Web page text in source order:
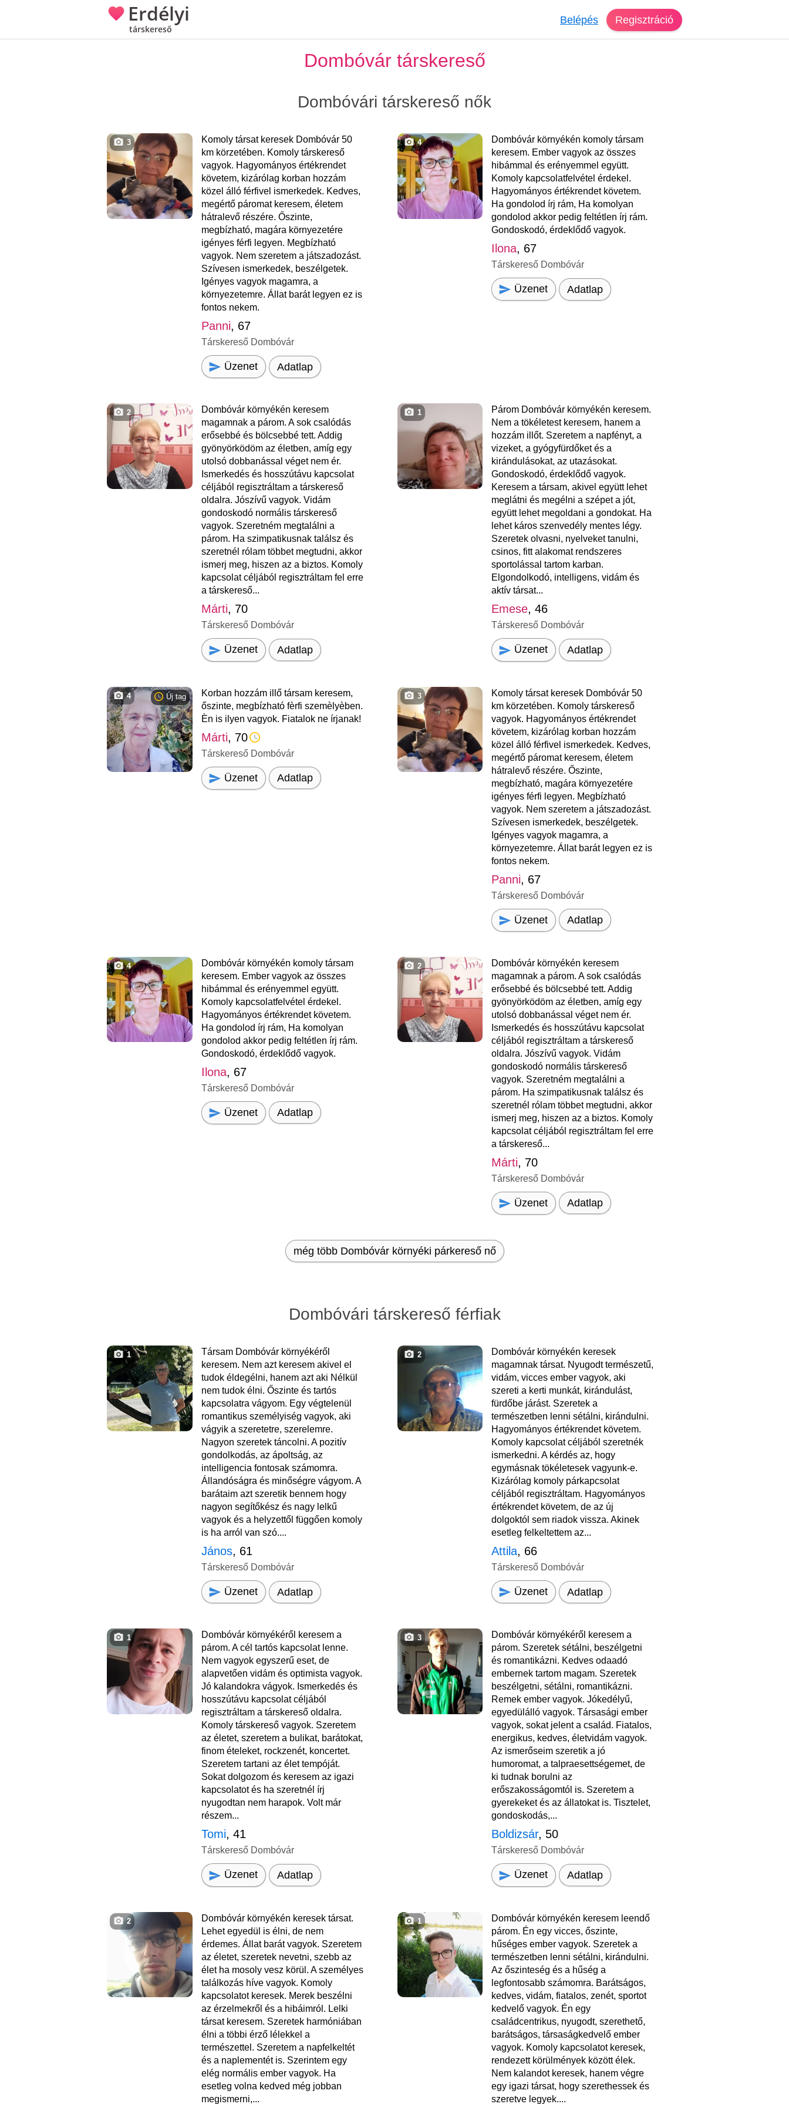
Erdélyi
társkereső
Belépés Regisztráció
Dombóvár társkereső
Dombóvári társkereső nők
3
Komoly társat keresek Dombóvár 50
km körzetében. Komoly társkereső
vagyok. Hagyományos értékrendet
követem, kizárólag korban hozzám
közel álló férfivel ismerkedek. Kedves,
megértő páromat keresem, életem
hátralevő részére. Őszinte,
megbízható, magára környezetére
igényes férfi legyen. Megbízható
vagyok. Nem szeretem a játszadozást.
Szívesen ismerkedek, beszélgetek.
Igényes vagyok magamra, a
környezetemre. Állat barát legyen ez is
fontos nekem.
Panni, 67
Társkereső Dombóvár
Üzenet Adatlap
4
Dombóvár környékén komoly társam
keresem. Ember vagyok az összes
hibámmal és erényemmel együtt.
Komoly kapcsolatfelvétel érdekel.
Hagyományos értékrendet követem.
Ha gondolod írj rám, Ha komolyan
gondolod akkor pedig feltétlen írj rám.
Gondoskodó, érdeklődő vagyok.
Ilona, 67
Társkereső Dombóvár
Üzenet Adatlap
2
Dombóvár környékén keresem
magamnak a párom. A sok csalódás
erősebbé és bölcsebbé tett. Addig
gyönyörködöm az életben, amíg egy
utolsó dobbanással véget nem ér.
Ismerkedés és hosszútávu kapcsolat
céljából regisztráltam a társkereső
oldalra. Jószívű vagyok. Vidám
gondoskodó normális társkereső
vagyok. Szeretném megtalálni a
párom. Ha szimpatikusnak találsz és
szeretnél rólam többet megtudni, akkor
ismerj meg, hiszen az a biztos. Komoly
kapcsolat céljából regisztráltam fel erre
a társkereső...
Márti, 70
Társkereső Dombóvár
Üzenet Adatlap
1
Párom Dombóvár környékén keresem.
Nem a tökéletest keresem, hanem a
hozzám illőt. Szeretem a napfényt, a
vizeket, a gyógyfürdőket és a
kirándulásokat, az utazásokat.
Gondoskodó, érdeklődő vagyok.
Keresem a társam, akivel együtt lehet
meglátni és megélni a szépet a jót,
együtt lehet megoldani a gondokat. Ha
lehet káros szenvedély mentes légy.
Szeretek olvasni, nyelveket tanulni,
csinos, fitt alakomat rendszeres
sportolással tartom karban.
Elgondolkodó, intelligens, vidám és
aktív társat...
Emese, 46
Társkereső Dombóvár
Üzenet Adatlap
4 Új tag
Korban hozzám illő társam keresem,
őszinte, megbízható fèrfi szemèlyèben.
Èn is ilyen vagyok. Fiatalok ne írjanak!
Márti, 70
Társkereső Dombóvár
Üzenet Adatlap
3
Komoly társat keresek Dombóvár 50
km körzetében. Komoly társkereső
vagyok. Hagyományos értékrendet
követem, kizárólag korban hozzám
közel álló férfivel ismerkedek. Kedves,
megértő páromat keresem, életem
hátralevő részére. Őszinte,
megbízható, magára környezetére
igényes férfi legyen. Megbízható
vagyok. Nem szeretem a játszadozást.
Szívesen ismerkedek, beszélgetek.
Igényes vagyok magamra, a
környezetemre. Állat barát legyen ez is
fontos nekem.
Panni, 67
Társkereső Dombóvár
Üzenet Adatlap
4
Dombóvár környékén komoly társam
keresem. Ember vagyok az összes
hibámmal és erényemmel együtt.
Komoly kapcsolatfelvétel érdekel.
Hagyományos értékrendet követem.
Ha gondolod írj rám, Ha komolyan
gondolod akkor pedig feltétlen írj rám.
Gondoskodó, érdeklődő vagyok.
Ilona, 67
Társkereső Dombóvár
Üzenet Adatlap
2
Dombóvár környékén keresem
magamnak a párom. A sok csalódás
erősebbé és bölcsebbé tett. Addig
gyönyörködöm az életben, amíg egy
utolsó dobbanással véget nem ér.
Ismerkedés és hosszútávu kapcsolat
céljából regisztráltam a társkereső
oldalra. Jószívű vagyok. Vidám
gondoskodó normális társkereső
vagyok. Szeretném megtalálni a
párom. Ha szimpatikusnak találsz és
szeretnél rólam többet megtudni, akkor
ismerj meg, hiszen az a biztos. Komoly
kapcsolat céljából regisztráltam fel erre
a társkereső...
Márti, 70
Társkereső Dombóvár
Üzenet Adatlap
még több Dombóvár környéki párkereső nő
Dombóvári társkereső férfiak
1
Társam Dombóvár környékéről
keresem. Nem azt keresem akivel el
tudok éldegélni, hanem azt aki Nélkül
nem tudok élni. Őszinte és tartós
kapcsolatra vágyom. Egy végtelenül
romantikus személyiség vagyok, aki
vágyik a szeretetre, szerelemre.
Nagyon szeretek táncolni. A pozitív
gondolkodás, az ápoltság, az
intelligencia fontosak számomra.
Állandóságra és minőségre vágyom. A
barátaim azt szeretik bennem hogy
nagyon segítőkész és nagy lelkű
vagyok és a helyzettől függően komoly
is ha arról van szó....
János, 61
Társkereső Dombóvár
Üzenet Adatlap
2
Dombóvár környékén keresek
magamnak társat. Nyugodt természetű,
vidám, vicces ember vagyok, aki
szereti a kerti munkát, kirándulást,
fürdőbe járást. Szeretek a
természetben lenni sétálni, kirándulni.
Hagyományos értékrendet követem.
Komoly kapcsolat céljából szeretnék
ismerkedni. A kérdés az, hogy
egymásnak tökéletesek vagyunk-e.
Kizárólag komoly párkapcsolat
céljából regisztráltam. Hagyományos
értékrendet követem, de az új
dolgoktól sem riadok vissza. Akinek
esetleg felkeltettem az...
Attila, 66
Társkereső Dombóvár
Üzenet Adatlap
1
Dombóvár környékéről keresem a
párom. A cél tartós kapcsolat lenne.
Nem vagyok egyszerű eset, de
alapvetően vidám és optimista vagyok.
Jó kalandokra vágyok. Ismerkedés és
hosszútávu kapcsolat céljából
regisztráltam a társkereső oldalra.
Komoly társkereső vagyok. Szeretem
az életet, szeretem a bulikat, barátokat,
finom ételeket, rockzenét, koncertet.
Szeretem tartani az élet tempóját.
Sokat dolgozom és keresem az igazi
kapcsolatot és ha szeretnél írj
nyugodtan nem harapok. Volt már
részem...
Tomi, 41
Társkereső Dombóvár
Üzenet Adatlap
3
Dombóvár környékéről keresem a
párom. Szeretek sétálni, beszélgetni
és romantikázni. Kedves odaadó
embernek tartom magam. Szeretek
beszélgetni, sétálni, romantikázni.
Remek ember vagyok. Jókedélyű,
egyedülálló vagyok. Társasági ember
vagyok, sokat jelent a család. Fiatalos,
energikus, kedves, életvidám vagyok.
Az ismerőseim szeretik a jó
humoromat, a talpraesettségemet, de
ki tudnak borulni az
erőszakosságomtól is. Szeretem a
gyerekeket és az állatokat is. Tisztelet,
gondoskodás,...
Boldizsár, 50
Társkereső Dombóvár
Üzenet Adatlap
2
Dombóvár környékén keresek társat.
Lehet egyedül is élni, de nem
érdemes. Állat barát vagyok. Szeretem
az életet, szeretek nevetni, szebb az
élet ha mosoly vesz körül. A személyes
találkozás híve vagyok. Komoly
kapcsolatot keresek. Merek beszélni
az érzelmekről és a hibáimról. Lelki
társat keresem. Szeretek harmóniában
élni a többi érző lélekkel a
természettel. Szeretem a napfelkeltét
és a naplementét is. Szerintem egy
elég normális ember vagyok. Ha
esetleg volna kedved még jobban
megismerni,...
1
Dombóvár környékén keresem leendő
párom. Én egy vicces, őszinte,
hűséges ember vagyok. Szeretek a
természetben lenni sétálni, kirándulni.
Az őszinteség és a hűség a
legfontosabb számomra. Barátságos,
kedves, vidám, fiatalos, zenét, sportot
kedvelő vagyok. Én egy
családcentrikus, nyugodt, szerethető,
barátságos, társaságkedvelő ember
vagyok. Komoly kapcsolatot keresek,
rendezett körülmények között élek.
Nem kalandot keresek, hanem végre
egy igazi társat, hogy szerethessek és
szeretve legyek....